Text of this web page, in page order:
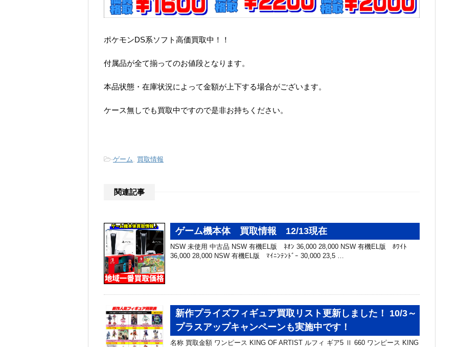
ポケモンDS系ソフト高価買取中！！
付属品が全て揃ってのお値段となります。
本品状態・在庫状況によって金額が上下する場合がございます。
ケース無しでも買取中ですので是非お持ちください。
-ゲーム, 買取情報
関連記事
ゲーム機本体 買取情報 12/13現在
NSW 未使用 中古品 NSW 有機EL版 ﾈｵﾝ 36,000 28,000 NSW 有機EL版 ﾎﾜｲﾄ
36,000 28,000 NSW 有機EL版 ﾏｲﾆﾝﾃﾝﾄﾞｰ 30,000 23,5 …
新作プライズフィギュア買取リスト更新しました！ 10/3～
プラスアップキャンペーンも実施中です！
名称 買取金額 ワンピース KING OF ARTIST ルフィ ギア5 Ⅱ 660 ワンピース KING